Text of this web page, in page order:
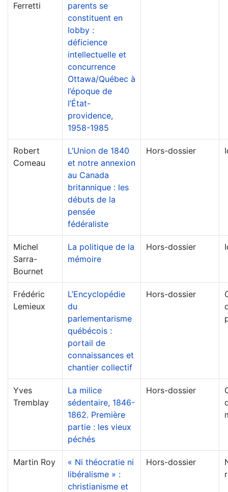
Ferretti
parents se
constituent en
lobby :
déficience
intellectuelle et
concurrence
Ottawa/Québec à
l’époque de
l’État-
providence,
1958-1985
Robert
Comeau
L’Union de 1840
et notre annexion
au Canada
britannique : les
débuts de la
pensée
fédéraliste
Hors-dossier
Michel
Sarra-
Bournet
La politique de la
mémoire
Hors-dossier
Frédéric
Lemieux
L’Encyclopédie
du
parlementarisme
québécois :
portail de
connaissances et
chantier collectif
Hors-dossier
Yves
Tremblay
La milice
sédentaire, 1846-
1862. Première
partie : les vieux
péchés
Hors-dossier
Martin Roy
« Ni théocratie ni
libéralisme » :
christianisme et
Hors-dossier